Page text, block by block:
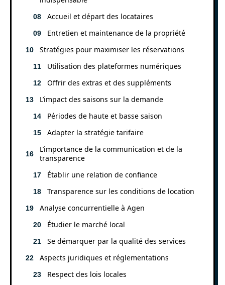
Accueil et départ des locataires
Entretien et maintenance de la propriété
Stratégies pour maximiser les réservations
Utilisation des plateformes numériques
Offrir des extras et des suppléments
L’impact des saisons sur la demande
Périodes de haute et basse saison
Adapter la stratégie tarifaire
L’importance de la communication et de la
transparence
Établir une relation de confiance
Transparence sur les conditions de location
Analyse concurrentielle à Agen
Étudier le marché local
Se démarquer par la qualité des services
Aspects juridiques et réglementations
Respect des lois locales